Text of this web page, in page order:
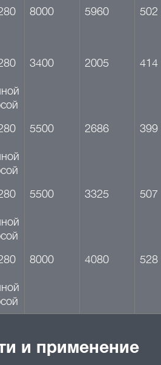
8000 5960 502
3400 2005 414
5500 2686 399
5500 3325 507
8000 4080 528
и применение